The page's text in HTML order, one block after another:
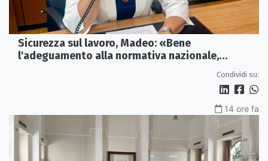
Sicurezza sul lavoro, Madeo: «Bene
l'adeguamento alla normativa nazionale,
Condividi su:
14 ore fa